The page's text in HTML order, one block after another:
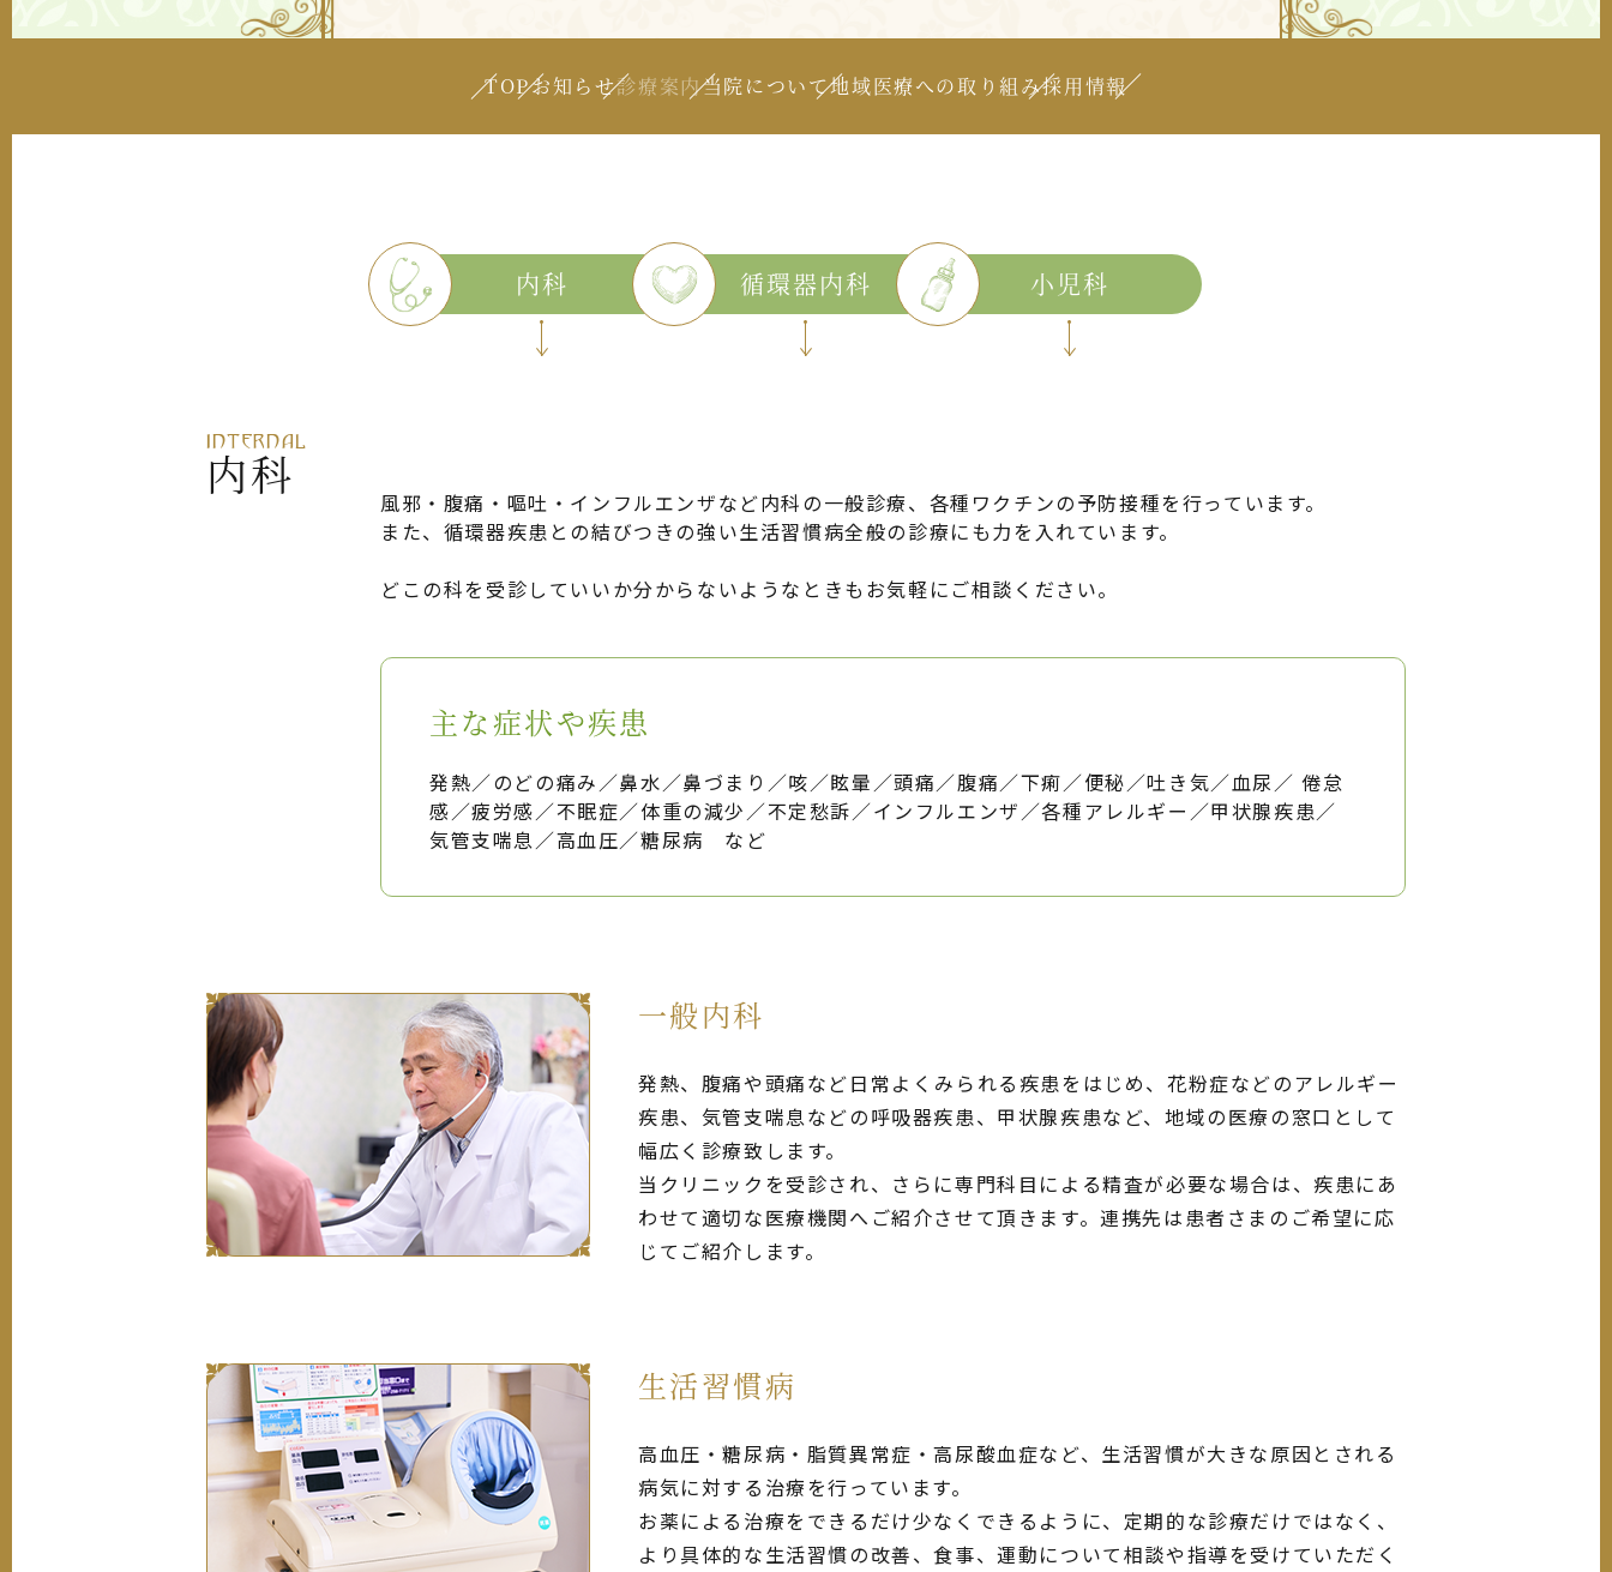
TOPお知らせ診療案内当院について地域医療への取り組み採用情報
内科 循環器内科 小児科
INTERNAL
内科
風邪・腹痛・嘔吐・インフルエンザなど内科の一般診療、各種ワクチンの予防接種を行っています。
また、循環器疾患との結びつきの強い生活習慣病全般の診療にも力を入れています。
どこの科を受診していいか分からないようなときもお気軽にご相談ください。
主な症状や疾患
発熱／のどの痛み／鼻水／鼻づまり／咳／眩暈／頭痛／腹痛／下痢／便秘／吐き気／血尿／ 倦怠
感／疲労感／不眠症／体重の減少／不定愁訴／インフルエンザ／各種アレルギー／甲状腺疾患／
気管支喘息／高血圧／糖尿病 など
一般内科
発熱、腹痛や頭痛など日常よくみられる疾患をはじめ、花粉症などのアレルギー
疾患、気管支喘息などの呼吸器疾患、甲状腺疾患など、地域の医療の窓口として
幅広く診療致します。
当クリニックを受診され、さらに専門科目による精査が必要な場合は、疾患にあ
わせて適切な医療機関へご紹介させて頂きます。連携先は患者さまのご希望に応
じてご紹介します。
生活習慣病
高血圧・糖尿病・脂質異常症・高尿酸血症など、生活習慣が大きな原因とされる
病気に対する治療を行っています。
お薬による治療をできるだけ少なくできるように、定期的な診療だけではなく、
より具体的な生活習慣の改善、食事、運動について相談や指導を受けていただく